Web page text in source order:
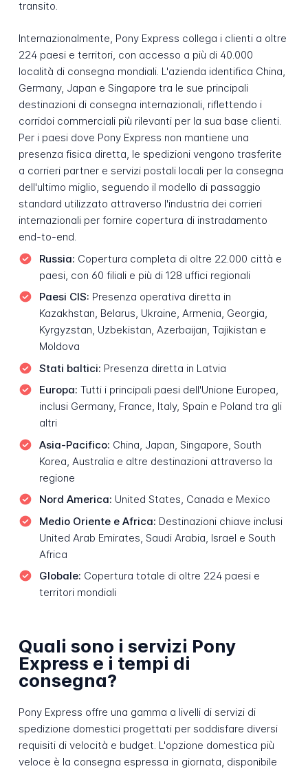
transito.
Internazionalmente, Pony Express collega i clienti a oltre
224 paesi e territori, con accesso a più di 40.000
località di consegna mondiali. L'azienda identifica China,
Germany, Japan e Singapore tra le sue principali
destinazioni di consegna internazionali, riflettendo i
corridoi commerciali più rilevanti per la sua base clienti.
Per i paesi dove Pony Express non mantiene una
presenza fisica diretta, le spedizioni vengono trasferite
a corrieri partner e servizi postali locali per la consegna
dell'ultimo miglio, seguendo il modello di passaggio
standard utilizzato attraverso l'industria dei corrieri
internazionali per fornire copertura di instradamento
end-to-end.
Russia: Copertura completa di oltre 22.000 città e
paesi, con 60 filiali e più di 128 uffici regionali
Paesi CIS: Presenza operativa diretta in
Kazakhstan, Belarus, Ukraine, Armenia, Georgia,
Kyrgyzstan, Uzbekistan, Azerbaijan, Tajikistan e
Moldova
Stati baltici: Presenza diretta in Latvia
Europa: Tutti i principali paesi dell'Unione Europea,
inclusi Germany, France, Italy, Spain e Poland tra gli
altri
Asia-Pacifico: China, Japan, Singapore, South
Korea, Australia e altre destinazioni attraverso la
regione
Nord America: United States, Canada e Mexico
Medio Oriente e Africa: Destinazioni chiave inclusi
United Arab Emirates, Saudi Arabia, Israel e South
Africa
Globale: Copertura totale di oltre 224 paesi e
territori mondiali
Quali sono i servizi Pony
Express e i tempi di
consegna?
Pony Express offre una gamma a livelli di servizi di
spedizione domestici progettati per soddisfare diversi
requisiti di velocità e budget. L'opzione domestica più
veloce è la consegna espressa in giornata, disponibile